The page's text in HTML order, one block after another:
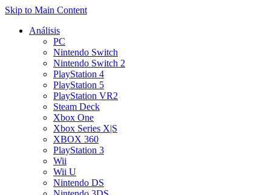
Skip to Main Content
Análisis
PC
Nintendo Switch
Nintendo Switch 2
PlayStation 4
PlayStation 5
PlayStation VR2
Steam Deck
Xbox One
Xbox Series X|S
XBOX 360
PlayStation 3
Wii
Wii U
Nintendo DS